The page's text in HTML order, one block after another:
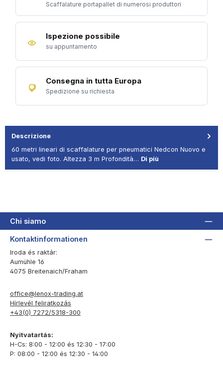
Scaffalature portapallet di numerosi produttori
Ispezione possibile
su appuntamento
Consegna in tutta Europa
Spedizione su richiesta
Descrizione
60 metri lineari di scaffalature per pneumatici Nedcon Nuovo e
usato, vedi foto. Altezza 3 m Profondità… Di più
Chi siamo
Kontaktinformationen
Iroda és raktár:
Aumühle 16
4075 Breitenaich/Fraham
office@lenox-trading.at
Hírlevél feliratkozás
+43(0) 7272/5318-300
Nyitvatartás:
H-Cs: 8:00 - 12:00 és 12:30 - 17:00
P: 08:00 - 12:00 és 12:30 - 14:00